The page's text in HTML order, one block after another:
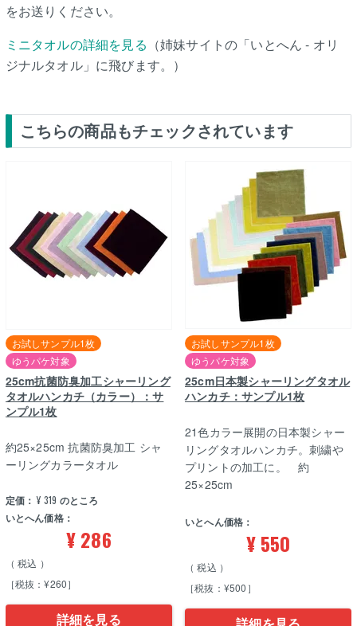
をお送りください。
ミニタオルの詳細を見る （姉妹サイトの「いとへん - オリ
ジナルタオル」に飛びます。）
こちらの商品もチェックされています
25cm抗菌防臭加工シャーリング
タオルハンカチ（カラー）：サ
ンプル1枚
お試しサンプル1枚
ゆうパケ対象
定価： ¥ 319 のところ
いとへん価格：
¥286
税込
［税抜：¥260］
約25×25cm 抗菌防臭加工 シャ
ーリングカラータオル
詳細を見る
25cm日本製シャーリングタオル
ハンカチ：サンプル1枚
お試しサンプル1枚
ゆうパケ対象
いとへん価格：
¥550
税込
［税抜：¥500］
21色カラー展開の日本製シャー
リングタオルハンカチ。刺繍や
プリントの加工に。 約
25×25cm